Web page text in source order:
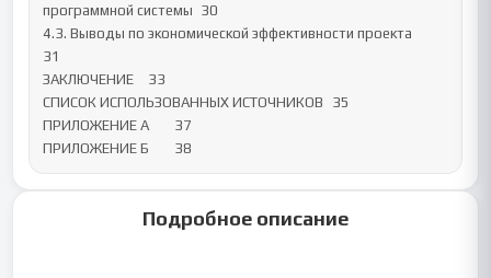
программной системы	30
4.3. Выводы по экономической эффективности проекта
31
ЗАКЛЮЧЕНИЕ	33
СПИСОК ИСПОЛЬЗОВАННЫХ ИСТОЧНИКОВ	35
ПРИЛОЖЕНИЕ А	37
ПРИЛОЖЕНИЕ Б	38
Подробное описание